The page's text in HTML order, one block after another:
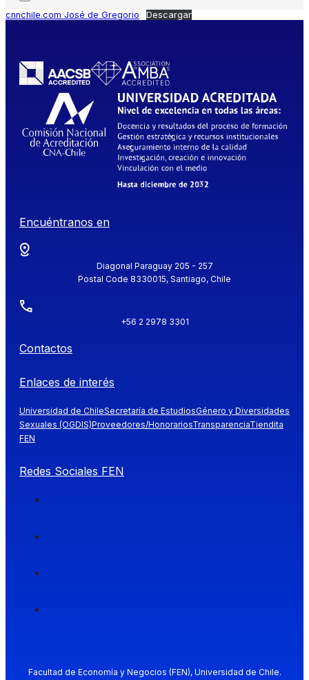
cnnchile.com José de Gregorio Descargar
Encuéntranos en
Diagonal Paraguay 205 - 257
Postal Code 8330015, Santiago, Chile
+56 2 2978 3301
Contactos
Enlaces de interés
Universidad de ChileSecretaría de EstudiosGénero y Diversidades
Sexuales (OGDIS)Proveedores/HonorariosTransparenciaTiendita
FEN
Redes Sociales FEN
Facultad de Economía y Negocios (FEN), Universidad de Chile.